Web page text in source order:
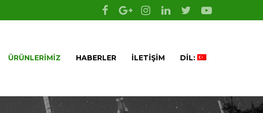
ÜRÜNLERIMIZ HABERLER İLETIŞIM DIL: